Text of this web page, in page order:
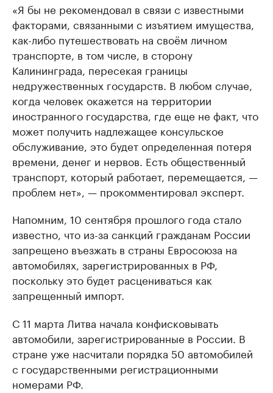
«Я бы не рекомендовал в связи с известными
факторами, связанными с изъятием имущества,
как-либо путешествовать на своём личном
транспорте, в том числе, в сторону
Калининграда, пересекая границы
недружественных государств. В любом случае,
когда человек окажется на территории
иностранного государства, где еще не факт, что
может получить надлежащее консульское
обслуживание, это будет определенная потеря
времени, денег и нервов. Есть общественный
транспорт, который работает, перемещается, —
проблем нет», — прокомментировал эксперт.
Напомним, 10 сентября прошлого года стало
известно, что из-за санкций гражданам России
запрещено въезжать в страны Евросоюза на
автомобилях, зарегистрированных в РФ,
поскольку это будет расцениваться как
запрещенный импорт.
С 11 марта Литва начала конфисковывать
автомобили, зарегистрированные в России. В
стране уже насчитали порядка 50 автомобилей
с государственными регистрационными
номерами РФ.